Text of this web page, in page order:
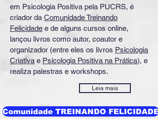
em Psicologia Positiva pela PUCRS, é
criador da Comunidade Treinando
Felicidade e de alguns cursos online,
lançou livros como autor, coautor e
organizador (entre eles os livros Psicologia
Criativa e Psicologia Positiva na Prática), e
realiza palestras e workshops.
Leia mais
Comunidade TREINANDO FELICIDADE